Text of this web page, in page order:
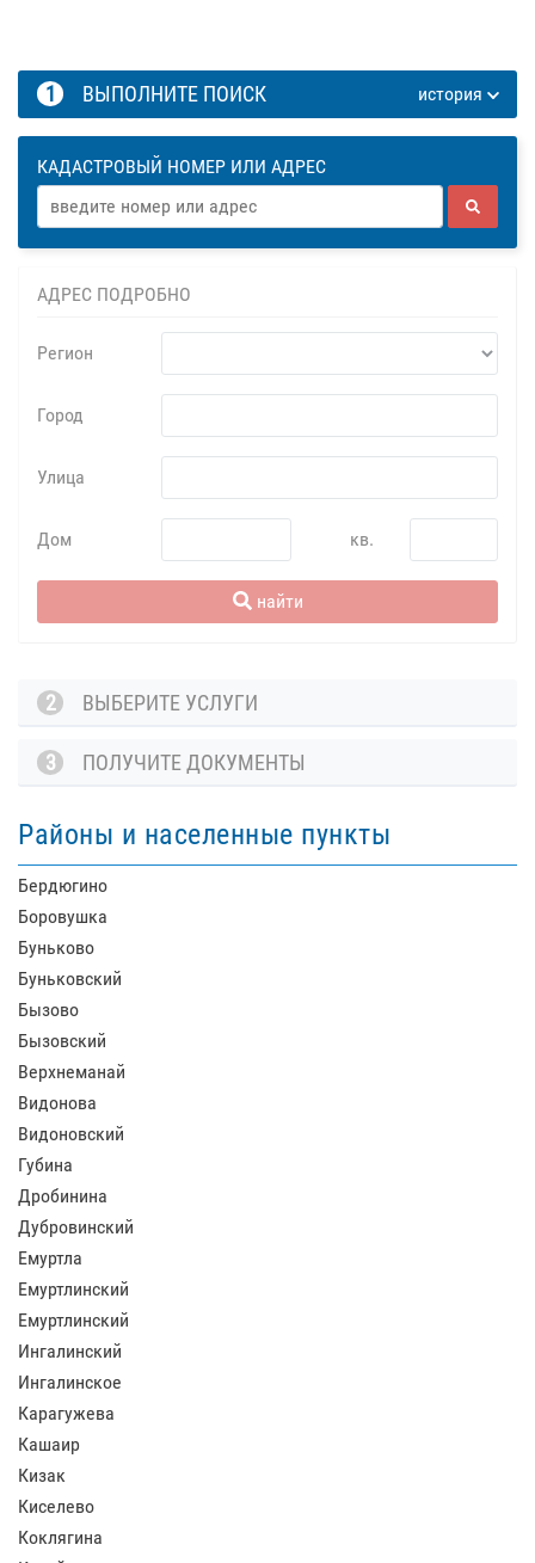
1 ВЫПОЛНИТЕ ПОИСК история
КАДАСТРОВЫЙ НОМЕР ИЛИ АДРЕС
АДРЕС ПОДРОБНО
Регион
Город
Улица
Дом кв.
найти
2 ВЫБЕРИТЕ УСЛУГИ
3 ПОЛУЧИТЕ ДОКУМЕНТЫ
Районы и населенные пункты
Бердюгино
Боровушка
Буньково
Буньковский
Бызово
Бызовский
Верхнеманай
Видонова
Видоновский
Губина
Дробинина
Дубровинский
Емуртла
Емуртлинский
Емуртлинский
Ингалинский
Ингалинское
Карагужева
Кашаир
Кизак
Киселево
Коклягина